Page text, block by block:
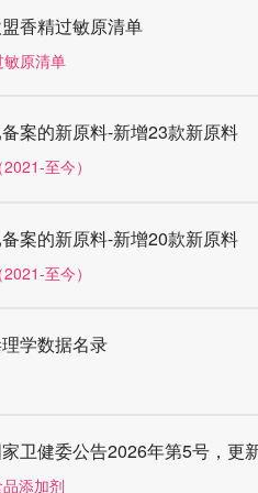
香精过敏原清单
原清单
案的新原料-新增23款新原料
至今）
案的新原料-新增20款新原料
至今）
学数据名录
卫健委公告2026年第5号，更
添加剂